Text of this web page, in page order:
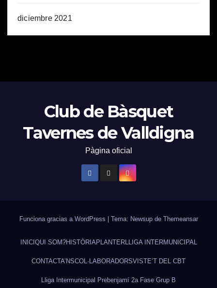
diciembre 2021
Club de Bàsquet
Tavernes de Valldigna
Pàgina oficial
Funciona gracias a WordPress | Tema: Newsup de Themeansar
INICI QUI SOM?HISTÒRIA PLANTERLLIGA INTERMUNICIPAL
CONTACTA’NSCOL·LABORADORSVISTE’T DEL CBT
Lliga Intermunicipal Prebenjamí 2a Fase Grup B